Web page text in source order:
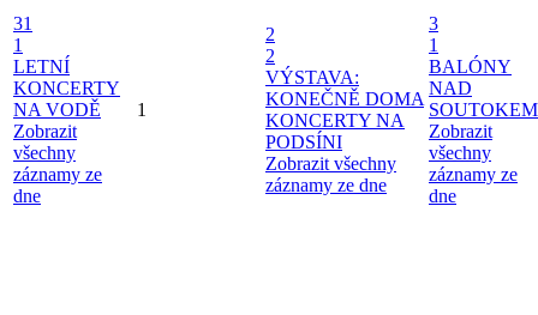
31
1
LETNÍ
KONCERTY
NA VODĚ
Zobrazit
všechny
záznamy ze
dne
1
2
2
VÝSTAVA:
KONEČNĚ DOMA
KONCERTY NA
PODSÍNI
Zobrazit všechny
záznamy ze dne
3
1
BALÓNY
NAD
SOUTOKEM
Zobrazit
všechny
záznamy ze
dne